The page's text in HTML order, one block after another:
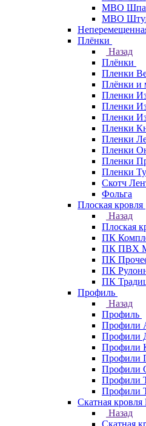
МВО
МВО
Плёнки
Назад
Плёнки
Пленки
Плёнки и
Пленки
Пленки
Пленки
Пленки
Пленки
Пленки
Пленки
Пленки
Скотч
Фольга
Плоская кровля
Назад
Плоская
ПК
ПК ПВХ
ПК
ПК
ПК
Профиль
Назад
Профиль
Профили
Профили
Профили
Профили
Профили
Профили
Профили
Скатная
Назад
Скатная